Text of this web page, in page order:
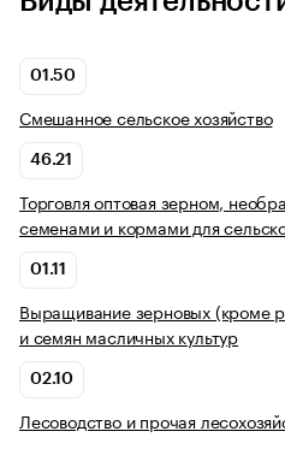
01.50
Смешанное сельское хозяйство
46.21
Торговля оптовая зерном,
семенами и кормами для
01.11
Выращивание зерновых (кроме
и семян масличных культур
02.10
Лесоводство и прочая